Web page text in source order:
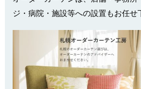
軽にご相談下さい (*'▽')
◆ TOTOリモデルクラブ公式サイ